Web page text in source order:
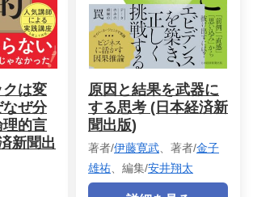
は変
ぜ分
的言
新聞出
原因と結果を武器に
する思考 (日本経済新
聞出版)
著者/伊藤寛武 、著者/金子
雄祐 、編集/安井翔太